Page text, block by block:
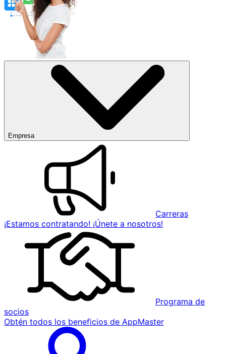
Empresa
Carreras
¡Estamos contratando! ¡Únete a nosotros!
Programa de
socios
Obtén todos los beneficios de AppMaster